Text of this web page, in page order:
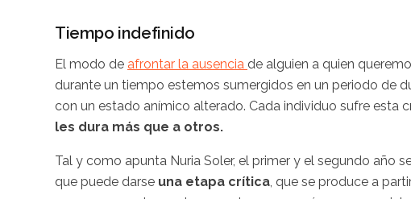
Tiempo indefinido
El modo de afrontar la ausencia de alguien a quien
durante un tiempo estemos sumergidos en un periodo de
con un estado anímico alterado. Cada individuo sufre esta
les dura más que a otros.
Tal y como apunta Nuria Soler, el primer y el segundo año
que puede darse una etapa crítica , que se produce a